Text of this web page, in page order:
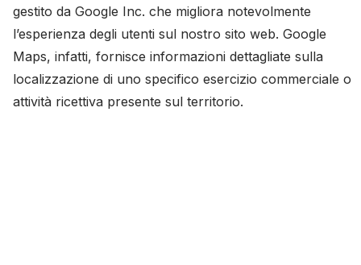
gestito da Google Inc. che migliora notevolmente
l’esperienza degli utenti sul nostro sito web. Google
Maps, infatti, fornisce informazioni dettagliate sulla
localizzazione di uno specifico esercizio commerciale o
attività ricettiva presente sul territorio.